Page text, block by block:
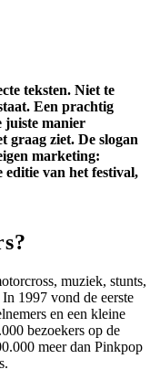
teksten. Niet te
Een prachtig
juiste manier
graag ziet. De slogan
marketing:
van het festival,
muziek, stunts,
1997 vond de eerste
en een kleine
bezoekers op de
meer dan Pinkpop